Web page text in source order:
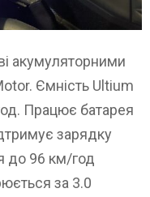
акумуляторними
Ємність Ultium
Працює батарея
зарядку
до 96 км/год
за 3.0